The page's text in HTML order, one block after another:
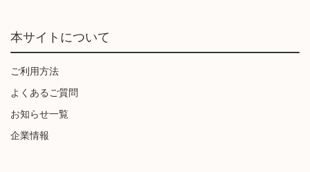
本サイトについて
ご利用方法
よくあるご質問
お知らせ一覧
企業情報